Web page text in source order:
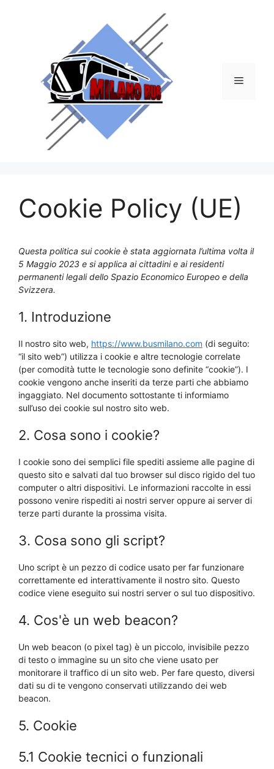
Menu
Cookie Policy (UE)
Questa politica sui cookie è stata aggiornata l’ultima volta il
5 Maggio 2023 e si applica ai cittadini e ai residenti
permanenti legali dello Spazio Economico Europeo e della
Svizzera.
1. Introduzione
Il nostro sito web, https://www.busmilano.com (di seguito:
“il sito web”) utilizza i cookie e altre tecnologie correlate
(per comodità tutte le tecnologie sono definite “cookie”). I
cookie vengono anche inseriti da terze parti che abbiamo
ingaggiato. Nel documento sottostante ti informiamo
sull’uso dei cookie sul nostro sito web.
2. Cosa sono i cookie?
I cookie sono dei semplici file spediti assieme alle pagine di
questo sito e salvati dal tuo browser sul disco rigido del tuo
computer o altri dispositivi. Le informazioni raccolte in essi
possono venire rispediti ai nostri server oppure ai server di
terze parti durante la prossima visita.
3. Cosa sono gli script?
Uno script è un pezzo di codice usato per far funzionare
correttamente ed interattivamente il nostro sito. Questo
codice viene eseguito sui nostri server o sul tuo dispositivo.
4. Cos'è un web beacon?
Un web beacon (o pixel tag) è un piccolo, invisibile pezzo
di testo o immagine su un sito che viene usato per
monitorare il traffico di un sito web. Per fare questo, diversi
dati su di te vengono conservati utilizzando dei web
beacon.
5. Cookie
5.1 Cookie tecnici o funzionali